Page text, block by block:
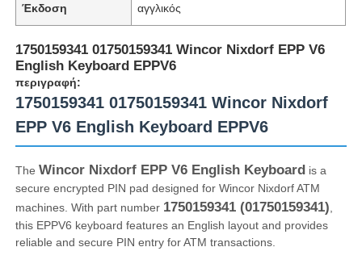
Έκδοση αγγλικός
1750159341 01750159341 Wincor Nixdorf EPP V6
English Keyboard EPPV6
περιγραφή:
1750159341 01750159341 Wincor Nixdorf
EPP V6 English Keyboard EPPV6
TheWincor Nixdorf EPP V6 English Keyboard is a
secure encrypted PIN pad designed for Wincor Nixdorf ATM
machines. With part number 1750159341 (01750159341)
this EPPV6 keyboard features an English layout and provides
reliable and secure PIN entry for ATM transactions.